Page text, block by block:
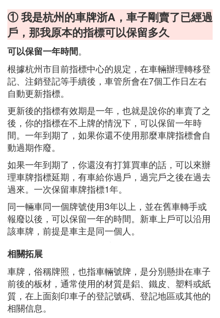
① 我是杭州的車牌浙A，車子剛賣了已經過
戶，那我原本的指標可以保留多久
可以保留一年時間。
根據杭州市目前指標中心的規定，在車輛辦理轉移登
記、注銷登記等手續後，車管所會在7個工作日左右
自動更新指標。
更新後的指標有效期是一年，也就是說你的車賣了之
後，你的指標在不上牌的情況下，可以保留一年時
間。一年到期了，如果你還不使用那麼車牌指標會自
動過期作廢。
如果一年到期了，你還沒有打算買車的話，可以來辦
理車牌指標延期，有車給你過戶，過完戶之後在過去
過來。一次保留車牌指標1年。
同一輛車同一個牌號使用3年以上，並在舊車轉手或
報廢以後，可以保留一年的時間。新車上戶可以沿用
該車牌，前提是車主是同一個人。
相關拓展
車牌，俗稱牌照，也指車輛號牌，是分別懸掛在車子
前後的板材，通常使用的材質是鋁、鐵皮、塑料或紙
質，在上面刻印車子的登記號碼、登記地區或其他的
相關信息。